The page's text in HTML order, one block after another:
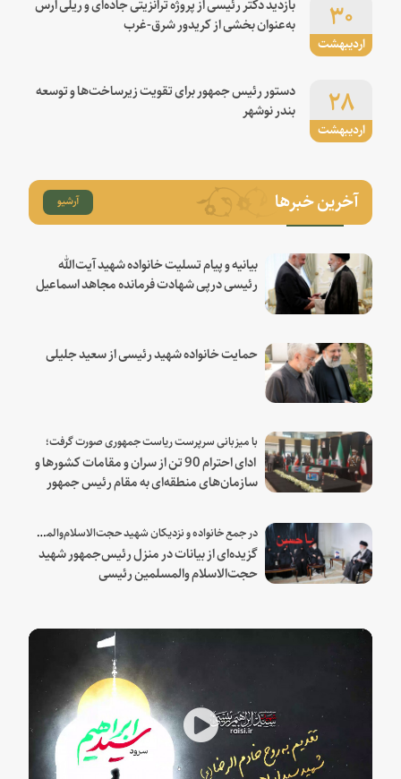
اردیبهشت
۳۰
به‌عنوان بخشی از کریدور شرق-غرب
اردیبهشت
۲۸
دستور رئیس جمهور برای تقویت زیرساخت‌ها و توسعه
بندر نوشهر
آخرین خبرها آرشیو
بیانیه و پیام تسلیت خانواده شهید آیت‌الله
رئیسی درپی شهادت فرمانده مجاهد اسماعیل
حمایت خانواده شهید رئیسی از سعید جلیلی
با میزبانی سرپرست ریاست جمهوری صورت گرفت؛
ادای احترام 90 تن از سران و مقامات کشورها و
سازمان‌های منطقه‌ای به مقام رئیس جمهور
در جمع خانواده و نزدیکان شهید حجت‌الاسلام‌والمسلمین رئیسی:
گزیده‌ای از بیانات در منزل رئیس‌جمهور شهید
حجت‌الاسلام والمسلمین رئیسی
Play